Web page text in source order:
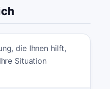
die Ihnen hilft,
Situation